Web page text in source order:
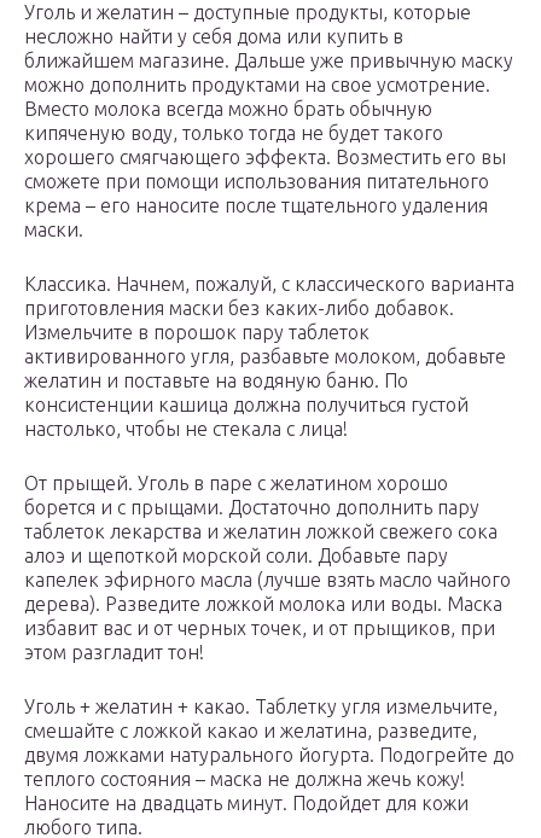
Уголь и желатин – доступные продукты, которые
несложно найти у себя дома или купить в
ближайшем магазине. Дальше уже привычную маску
можно дополнить продуктами на свое усмотрение.
Вместо молока всегда можно брать обычную
кипяченую воду, только тогда не будет такого
хорошего смягчающего эффекта. Возместить его вы
сможете при помощи использования питательного
крема – его наносите после тщательного удаления
маски.
Классика. Начнем, пожалуй, с классического варианта
приготовления маски без каких-либо добавок.
Измельчите в порошок пару таблеток
активированного угля, разбавьте молоком, добавьте
желатин и поставьте на водяную баню. По
консистенции кашица должна получиться густой
настолько, чтобы не стекала с лица!
От прыщей. Уголь в паре с желатином хорошо
борется и с прыщами. Достаточно дополнить пару
таблеток лекарства и желатин ложкой свежего сока
алоэ и щепоткой морской соли. Добавьте пару
капелек эфирного масла (лучше взять масло чайного
дерева). Разведите ложкой молока или воды. Маска
избавит вас и от черных точек, и от прыщиков, при
этом разгладит тон!
Уголь + желатин + какао. Таблетку угля измельчите,
смешайте с ложкой какао и желатина, разведите,
двумя ложками натурального йогурта. Подогрейте до
теплого состояния – маска не должна жечь кожу!
Наносите на двадцать минут. Подойдет для кожи
любого типа.